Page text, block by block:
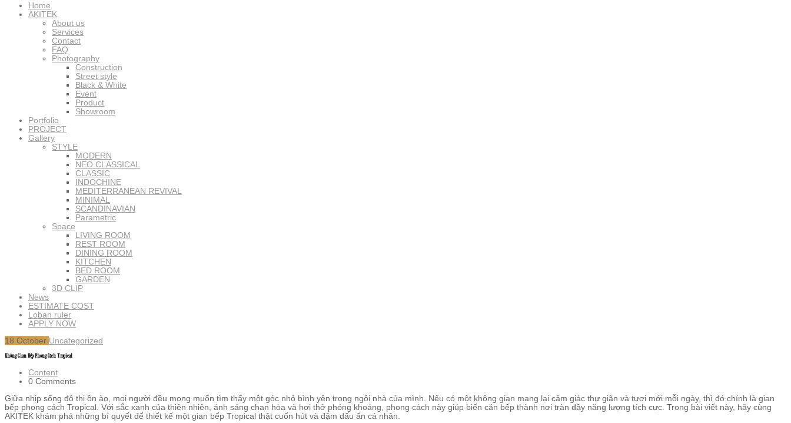
Home
AKITEK
About us
Services
Contact
FAQ
Photography
Construction
Street style
Black & White
Event
Product
Showroom
Portfolio
PROJECT
Gallery
STYLE
MODERN
NEO CLASSICAL
CLASSIC
INDOCHINE
MEDITERRANEAN REVIVAL
MINIMAL
SCANDINAVIAN
Parametric
Space
LIVING ROOM
REST ROOM
DINING ROOM
KITCHEN
BED ROOM
GARDEN
3D CLIP
News
ESTIMATE COST
Loban ruler
APPLY NOW
18 October Uncategorized
Không Gian Bếp Phong Cách Tropical
Content
0 Comments
Giữa nhịp sống đô thị ồn ào, mọi người đều mong muốn tìm thấy một góc nhỏ bình yên trong ngôi nhà của mình. Nếu có một không gian mang lại cảm giác thư giãn và tươi mới mỗi ngày, thì đó chính là gian
bếp phong cách Tropical. Với sắc xanh của thiên nhiên, ánh sáng chan hòa và hơi thở phóng khoáng, phong cách này giúp biến căn bếp thành nơi tràn đầy năng lượng tích cực. Trong bài viết này, hãy cùng
AKITEK khám phá những bí quyết để thiết kế một gian bếp Tropical thật cuốn hút và đậm dấu ấn cá nhân.